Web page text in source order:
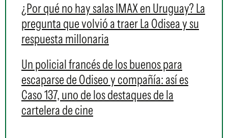
¿Por qué no hay salas IMAX en Uruguay? La
pregunta que volvió a traer La Odisea y su
respuesta millonaria
Un policial francés de los buenos para
escaparse de Odiseo y compañía: así es
Caso 137, uno de los destaques de la
cartelera de cine